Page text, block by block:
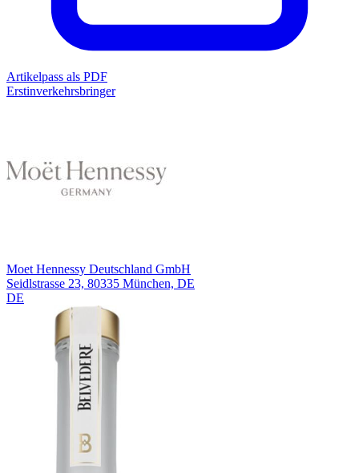
Artikelpass als PDF
Erstinverkehrsbringer
Moet Hennessy Deutschland GmbH
Seidlstrasse 23, 80335 München, DE
DE